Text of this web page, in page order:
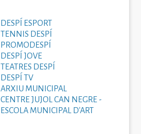
DESPÍ ESPORT
TENNIS DESPÍ
PROMODESPÍ
DESPÍ JOVE
TEATRES DESPÍ
DESPÍ TV
ARXIU MUNICIPAL
CENTRE JUJOL CAN NEGRE -
ESCOLA MUNICIPAL D'ART